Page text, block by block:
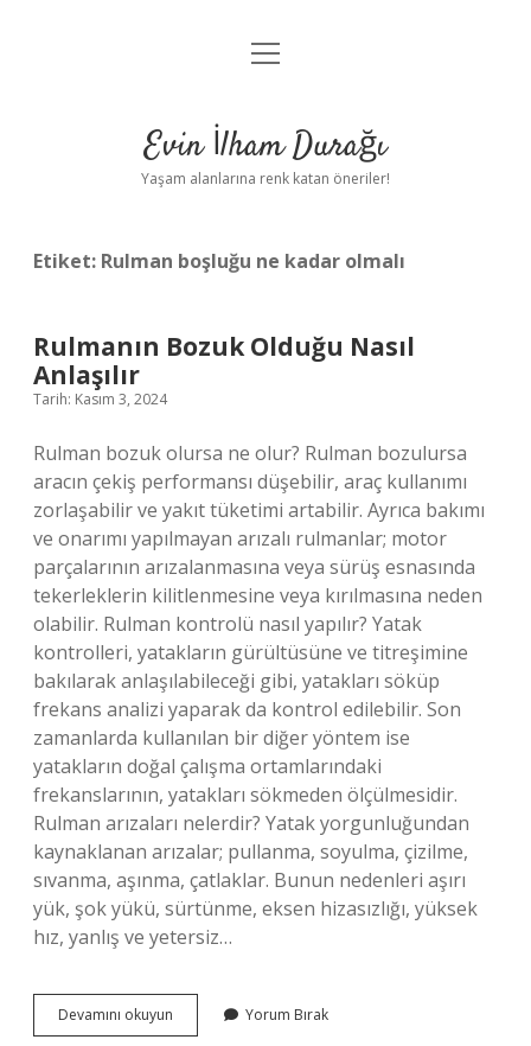
Anasayfa
Yasal Uyarı
menüyü
Evin İlham Durağı
Yaşam alanlarına renk katan öneriler!
Etiket: Rulman boşluğu ne kadar olmalı
Rulmanın Bozuk Olduğu Nasıl
Anlaşılır
Tarih: Kasım 3, 2024
Rulman bozuk olursa ne olur? Rulman bozulursa
aracın çekiş performansı düşebilir, araç kullanımı
zorlaşabilir ve yakıt tüketimi artabilir. Ayrıca bakımı
ve onarımı yapılmayan arızalı rulmanlar; motor
parçalarının arızalanmasına veya sürüş esnasında
tekerleklerin kilitlenmesine veya kırılmasına neden
olabilir. Rulman kontrolü nasıl yapılır? Yatak
kontrolleri, yatakların gürültüsüne ve titreşimine
bakılarak anlaşılabileceği gibi, yatakları söküp
frekans analizi yaparak da kontrol edilebilir. Son
zamanlarda kullanılan bir diğer yöntem ise
yatakların doğal çalışma ortamlarındaki
frekanslarının, yatakları sökmeden ölçülmesidir.
Rulman arızaları nelerdir? Yatak yorgunluğundan
kaynaklanan arızalar; pullanma, soyulma, çizilme,
sıvanma, aşınma, çatlaklar. Bunun nedenleri aşırı
yük, şok yükü, sürtünme, eksen hizasızlığı, yüksek
hız, yanlış ve yetersiz…
Devamını okuyun Rulmanın
Bozuk
Yorum Bırak